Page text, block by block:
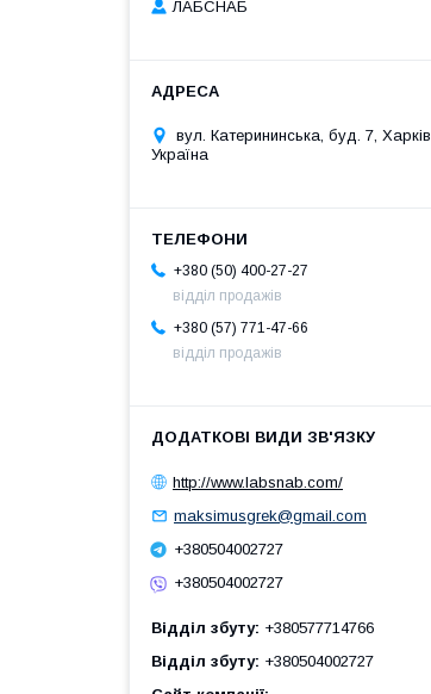
ЛАБСНАБ
вул. Катерининська, буд. 7, Харків,
Україна
+380 (50) 400-27-27
відділ продажів
+380 (57) 771-47-66
відділ продажів
http://www.labsnab.com/
maksimusgrek@gmail.com
+380504002727
+380504002727
Відділ збуту +380577714766
Відділ збуту +380504002727